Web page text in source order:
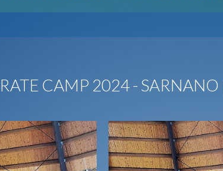
CAMP 2024 -